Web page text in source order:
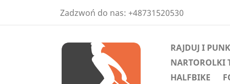
Zadzwoń do nas: +48731520530
RAJDUJ I
NARTOROLKI
HALFBIKE